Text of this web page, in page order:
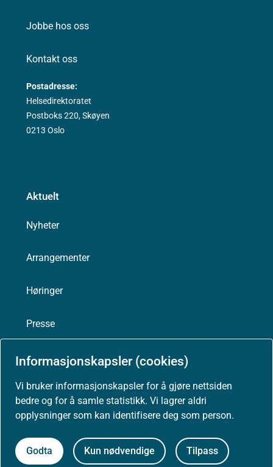
Informasjonskapsler (cookies)
Vi bruker informasjonskapsler for å gjøre nettsiden
bedre og for å samle statistikk. Vi lagrer aldri
opplysninger som kan identifisere deg som person.
Godta Kun nødvendige Tilpass
Jobbe hos oss
Kontakt oss
Postadresse:
Helsedirektoratet
Postboks 220, Skøyen
0213 Oslo
Aktuelt
Nyheter
Arrangementer
Høringer
Presse
Om nettstedet
Personvernerklæring
Tilgjengelighetserklæring (uustatus.no)